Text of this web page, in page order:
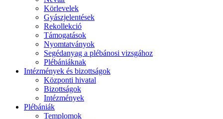
Körlevelek
Gyászjelentések
Rekollekció
Támogatások
Nyomtatványok
Segédanyag a plébánosi vizsgához
Plébániáknak
Intézmények és bizottságok
Központi hivatal
Bizottságok
Intézmények
Plébániák
Templomok